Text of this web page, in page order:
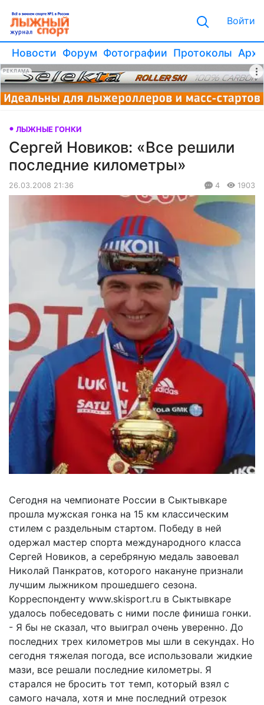
Войти
Новости Форум Фотографии Протоколы
РЕКЛАМА
ЛЫЖНЫЕ ГОНКИ
Сергей Новиков: «Все решили
последние километры»
26.03.2008 21:36 4 1903
Сегодня на чемпионате России в Сыктывкаре
прошла мужская гонка на 15 км классическим
стилем с раздельным стартом. Победу в ней
одержал мастер спорта международного класса
Сергей Новиков, а серебряную медаль завоевал
Николай Панкратов, которого накануне признали
лучшим лыжником прошедшего сезона.
Корреспонденту www.skisport.ru в Сыктывкаре
удалось побеседовать с ними после финиша гонки.
- Я бы не сказал, что выиграл очень уверенно. До
последних трех километров мы шли в секундах. Но
сегодня тяжелая погода, все использовали жидкие
мази, все решали последние километры. Я
старался не бросить тот темп, который взял с
самого начала, хотя и мне последний отрезок